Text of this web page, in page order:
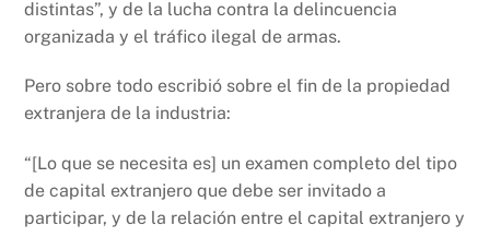
distintas”, y de la lucha contra la delincuencia
organizada y el tráfico ilegal de armas.
Pero sobre todo escribió sobre el fin de la propiedad
extranjera de la industria:
“[Lo que se necesita es] un examen completo del tipo
de capital extranjero que debe ser invitado a
participar, y de la relación entre el capital extranjero y